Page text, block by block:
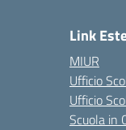
Link
MIUR
Ufficio
Ufficio
Scuola in